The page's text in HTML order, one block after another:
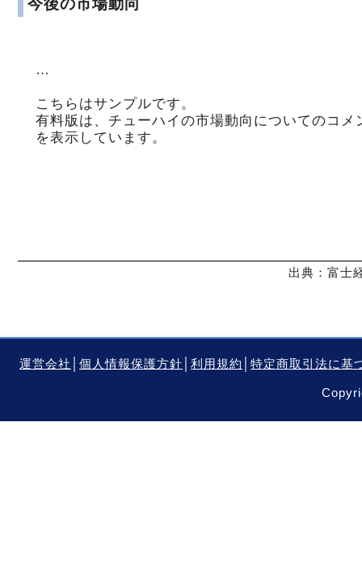
今後の市場動向
…
こちらはサンプルです。
有料版は、チューハイの市場動向についてのコメ
を表示しています。
出典：富士
運営会社 個人情報保護方針 利用規約 特定商取引法に基